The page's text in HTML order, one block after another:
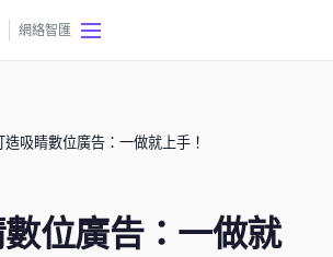
網絡智匯
造吸睛數位廣告：一做就上手！
位廣告：一做就